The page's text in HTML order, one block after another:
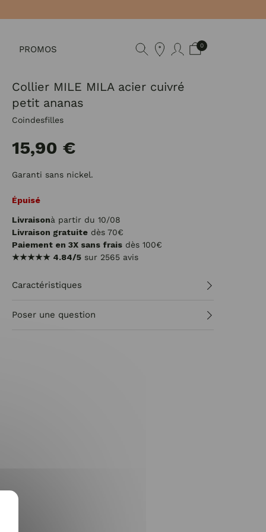
PROMOS 0
Collier MILE MILA acier cuivré
petit ananas
Coindesfilles
15,90 €
Garanti sans nickel.
Épuisé
Livraisonà partir du 10/08
Livraison gratuite dès 70€
Paiement en 3X sans frais dès 100€
★★★★★ 4.84/5 sur 2565 avis
Caractéristiques
Poser une question